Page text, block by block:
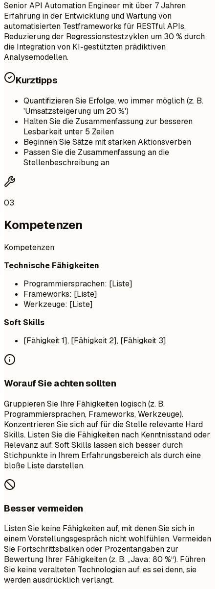
Senior API Automation Engineer mit über 7 Jahren
Erfahrung in der Entwicklung und Wartung von
automatisierten Testframeworks für RESTful APIs.
Reduzierung der Regressionstestzyklen um 30 % durch
die Integration von KI-gestützten prädiktiven
Analysemodellen.
Kurztipps
Quantifizieren Sie Erfolge, wo immer möglich (z. B.
'Umsatzsteigerung um 20 %')
Halten Sie die Zusammenfassung zur besseren
Lesbarkeit unter 5 Zeilen
Beginnen Sie Sätze mit starken Aktionsverben
Passen Sie die Zusammenfassung an die
Stellenbeschreibung an
03
Kompetenzen
Kompetenzen
Technische Fähigkeiten
Programmiersprachen: [Liste]
Frameworks: [Liste]
Werkzeuge: [Liste]
Soft Skills
[Fähigkeit 1], [Fähigkeit 2], [Fähigkeit 3]
Worauf Sie achten sollten
Gruppieren Sie Ihre Fähigkeiten logisch (z. B.
Programmiersprachen, Frameworks, Werkzeuge).
Konzentrieren Sie sich auf für die Stelle relevante Hard
Skills. Listen Sie die Fähigkeiten nach Kenntnisstand oder
Relevanz auf. Soft Skills lassen sich besser durch
Stichpunkte in Ihrem Erfahrungsbereich als durch eine
bloße Liste darstellen.
Besser vermeiden
Listen Sie keine Fähigkeiten auf, mit denen Sie sich in
einem Vorstellungsgespräch nicht wohlfühlen. Vermeiden
Sie Fortschrittsbalken oder Prozentangaben zur
Bewertung Ihrer Fähigkeiten (z. B. „Java: 80 %“). Führen
Sie keine veralteten Technologien auf, es sei denn, sie
werden ausdrücklich verlangt.